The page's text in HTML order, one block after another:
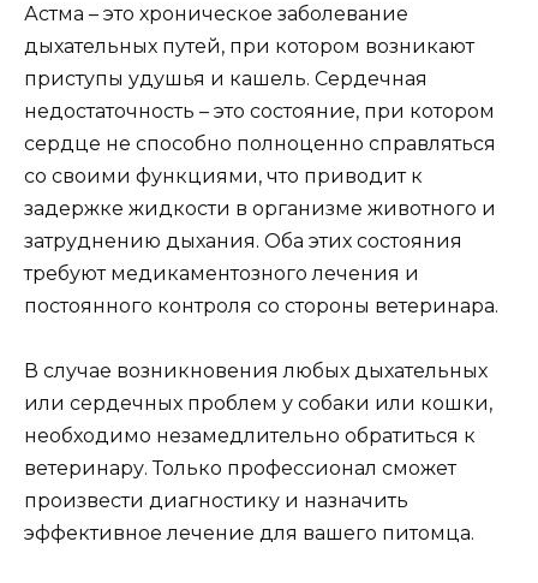
Астма – это хроническое заболевание
дыхательных путей, при котором возникают
приступы удушья и кашель. Сердечная
недостаточность – это состояние, при котором
сердце не способно полноценно справляться
со своими функциями, что приводит к
задержке жидкости в организме животного и
затруднению дыхания. Оба этих состояния
требуют медикаментозного лечения и
постоянного контроля со стороны ветеринара.
В случае возникновения любых дыхательных
или сердечных проблем у собаки или кошки,
необходимо незамедлительно обратиться к
ветеринару. Только профессионал сможет
произвести диагностику и назначить
эффективное лечение для вашего питомца.